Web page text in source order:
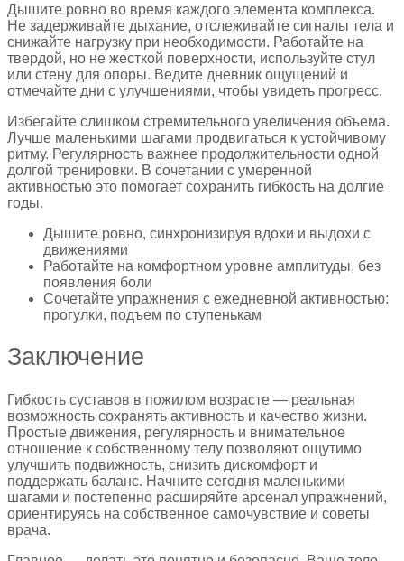
Дышите ровно во время каждого элемента комплекса.
Не задерживайте дыхание, отслеживайте сигналы тела и
снижайте нагрузку при необходимости. Работайте на
твердой, но не жесткой поверхности, используйте стул
или стену для опоры. Ведите дневник ощущений и
отмечайте дни с улучшениями, чтобы увидеть прогресс.
Избегайте слишком стремительного увеличения объема.
Лучше маленькими шагами продвигаться к устойчивому
ритму. Регулярность важнее продолжительности одной
долгой тренировки. В сочетании с умеренной
активностью это помогает сохранить гибкость на долгие
годы.
Дышите ровно, синхронизируя вдохи и выдохи с
движениями
Работайте на комфортном уровне амплитуды, без
появления боли
Сочетайте упражнения с ежедневной активностью:
прогулки, подъем по ступенькам
Заключение
Гибкость суставов в пожилом возрасте — реальная
возможность сохранять активность и качество жизни.
Простые движения, регулярность и внимательное
отношение к собственному телу позволяют ощутимо
улучшить подвижность, снизить дискомфорт и
поддержать баланс. Начните сегодня маленькими
шагами и постепенно расширяйте арсенал упражнений,
ориентируясь на собственное самочувствие и советы
врача.